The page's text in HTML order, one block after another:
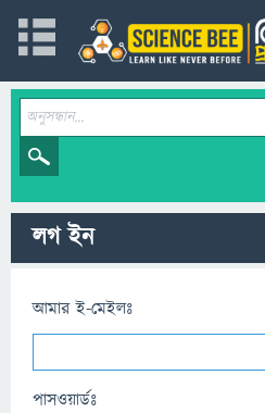
লগ ইন
আমার ই-মেইলঃ
পাসওয়ার্ডঃ